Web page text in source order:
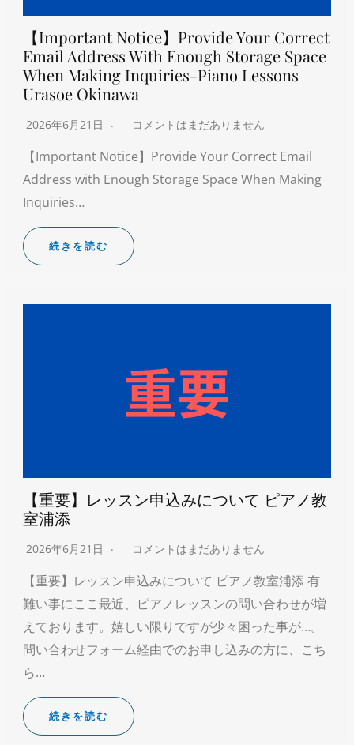
【Important Notice】Provide Your Correct
Email Address With Enough Storage Space
When Making Inquiries-Piano Lessons
Urasoe Okinawa
2026年6月21日 コメントはまだありません
【Important Notice】Provide Your Correct Email
Address with Enough Storage Space When Making
Inquiries…
続きを読む
【重要】レッスン申込みについて ピアノ教
室浦添
2026年6月21日 コメントはまだありません
【重要】レッスン申込みについて ピアノ教室浦添 有
難い事にここ最近、ピアノレッスンの問い合わせが増
えております。嬉しい限りですが少々困った事が…。
問い合わせフォーム経由でのお申し込みの方に、こち
ら…
続きを読む